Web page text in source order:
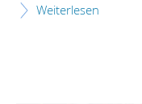
Weiterlesen